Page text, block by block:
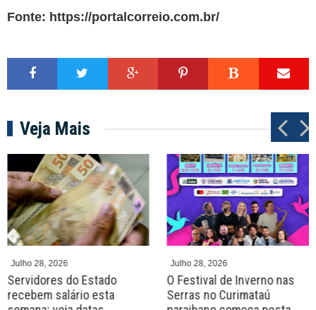
Fonte: https://portalcorreio.com.br/
Veja Mais
Julho 28, 2026
Servidores do Estado
recebem salário esta
Julho 28, 2026
O Festival de Inverno nas
Serras no Curimataú
P
r
e
v
N
e
x
t